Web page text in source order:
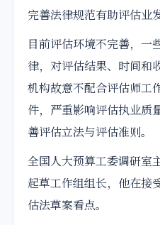
完善法律规范有助评估业
目前评估环境不完善，一
律，对评估结果、时间和
机构故意不配合评估师工
件，严重影响评估执业质
善评估立法与评估准则。
全国人大预算工委调研室
起草工作组组长，他在接
估法草案看点。